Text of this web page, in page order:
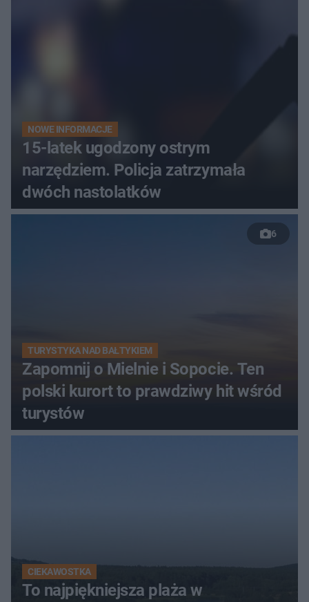
NOWE INFORMACJE
15-latek ugodzony ostrym
narzędziem. Policja zatrzymała
dwóch nastolatków
6
TURYSTYKA NAD BAŁTYKIEM
Zapomnij o Mielnie i Sopocie. Ten
polski kurort to prawdziwy hit wśród
turystów
CIEKAWOSTKA
To najpiękniejsza plaża w